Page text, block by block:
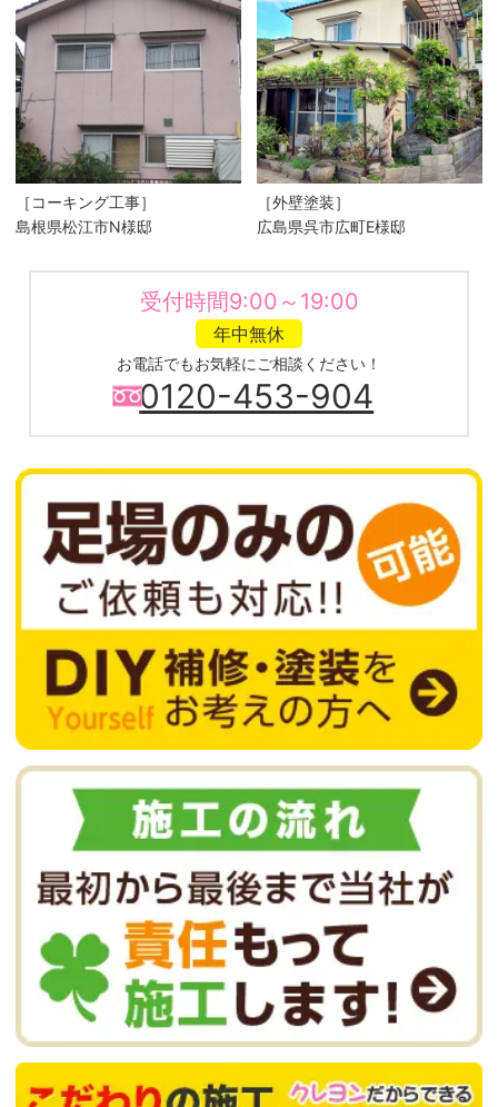
［コーキング工事］
島根県松江市N様邸
［外壁塗装］
広島県呉市広町E様邸
受付時間9:00～19:00
年中無休
お電話でもお気軽にご相談ください！
0120-453-904